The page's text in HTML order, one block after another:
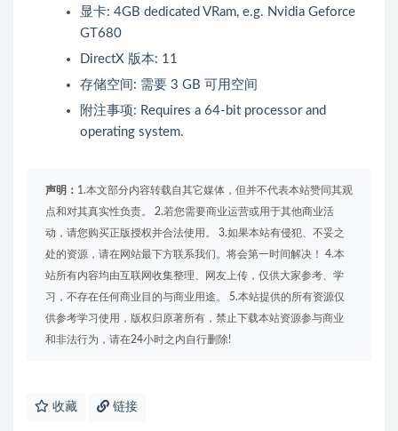
显卡: 4GB dedicated VRam, e.g. Nvidia Geforce
GT680
DirectX 版本: 11
存储空间: 需要 3 GB 可用空间
附注事项: Requires a 64-bit processor and
operating system.
声明： 1.本文部分内容转载自其它媒体，但并不代表本站赞同其观
点和对其真实性负责。 2.若您需要商业运营或用于其他商业活
动，请您购买正版授权并合法使用。 3.如果本站有侵犯、不妥之
处的资源，请在网站最下方联系我们。将会第一时间解决！ 4.本
站所有内容均由互联网收集整理、网友上传，仅供大家参考、学
习，不存在任何商业目的与商业用途。 5.本站提供的所有资源仅
供参考学习使用，版权归原著所有，禁止下载本站资源参与商业
和非法行为，请在24小时之内自行删除!
收藏 链接